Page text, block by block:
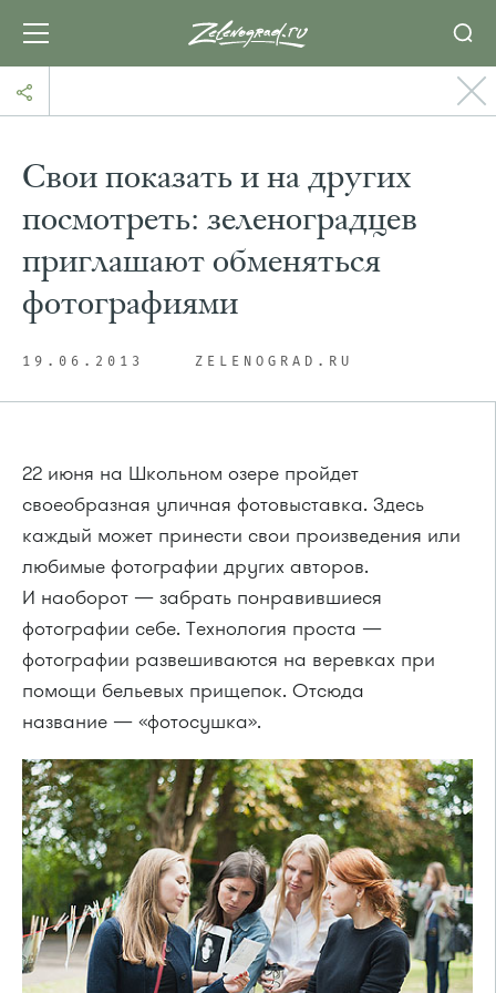
Свои показать и на других
посмотреть: зеленоградцев
приглашают обменяться
фотографиями
19.06.2013 ZELENOGRAD.RU
22 июня на Школьном озере пройдет
своеобразная уличная фотовыставка. Здесь
каждый может принести свои произведения или
любимые фотографии других авторов.
И наоборот — забрать понравившиеся
фотографии себе. Технология проста —
фотографии развешиваются на веревках при
помощи бельевых прищепок. Отсюда
название — «фотосушка».